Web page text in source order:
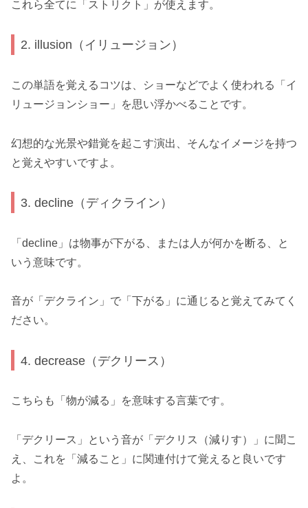
これら全てに「ストリクト」が使えます。
2. illusion（イリュージョン）
この単語を覚えるコツは、ショーなどでよく使われる「イ
リュージョンショー」を思い浮かべることです。
幻想的な光景や錯覚を起こす演出、そんなイメージを持つ
と覚えやすいですよ。
3. decline（ディクライン）
「decline」は物事が下がる、または人が何かを断る、と
いう意味です。
音が「デクライン」で「下がる」に通じると覚えてみてく
ださい。
4. decrease（デクリース）
こちらも「物が減る」を意味する言葉です。
「デクリース」という音が「デクリス（減りす）」に聞こ
え、これを「減ること」に関連付けて覚えると良いです
よ。